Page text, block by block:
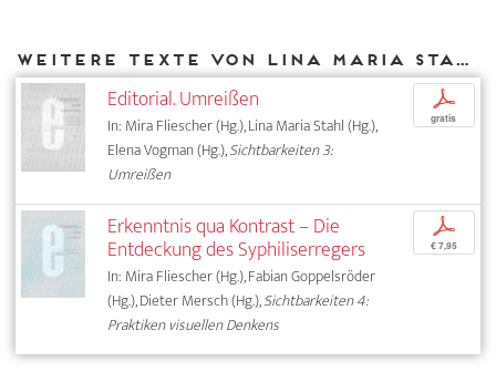
Weitere Texte von Lina Maria Stahl bei DIAPHANES
Editorial. Umreißen
In: Mira Fliescher (Hg.), Lina Maria Stahl (Hg.),
Elena Vogman (Hg.),Sichtbarkeiten 3:
Umreißen
p
gratis
Erkenntnis qua Kontrast – Die
Entdeckung des Syphiliserregers
In: Mira Fliescher (Hg.), Fabian Goppelsröder
(Hg.), Dieter Mersch (Hg.),Sichtbarkeiten 4:
Praktiken visuellen Denkens
p
€ 7,95